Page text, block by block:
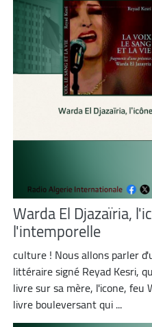
Warda El Djazaïria,
l'intemporelle
culture ! Nous allons parler
littéraire signé Reyad Kesri,
livre sur sa mère, l'icone, feu
livre bouleversant qui ...